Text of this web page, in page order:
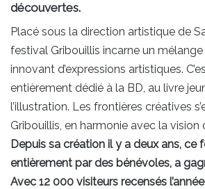
découvertes.
Placé sous la direction artistique de
festival Gribouillis incarne un
innovant d’expressions artistiques.
entièrement dédié à la BD, au livre
l’illustration. Les frontières créatives
Gribouillis, en harmonie avec la vision
Depuis sa création il y a deux ans, ce
entièrement par des bénévoles, a
Avec 12 000 visiteurs recensés